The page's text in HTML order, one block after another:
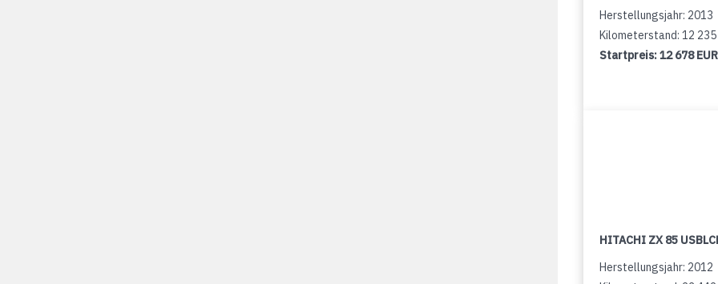
Herstellungsjahr: 2013
Kilometerstand: 12 235
Startpreis:12 678 EUR
HITACHI ZX 85
Herstellungsjahr: 2012